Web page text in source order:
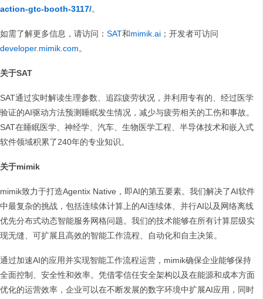
action-gtc-booth-3117/。
如需了解更多信息，请访问： SAT和mimik.ai ；开发者可访问
developer.mimik.com。
关于SAT
SAT通过实时解读生理参数、追踪疲劳状况，并利用专有的、经过医学
验证的AI驱动方法预测睡眠发生情况，减少与疲劳相关的工伤和事故。
SAT在睡眠医学、神经学、汽车、生物医学工程、半导体技术和嵌入式
软件领域积累了240年的专业知识。
关于mimik
mimik致力于打造Agentix Native，即AI的第五要素。我们解决了AI软件
中最复杂的挑战，包括连续体计算上的AI连续体、并行AI以及网络离线
优先分布式动态智能服务网格问题。我们的技术能够在所有计算层级实
现无缝、可扩展且高效的智能工作流程、自动化和自主决策。
通过加速AI的应用并实现智能工作流程运营，mimik确保企业能够保持
全面控制、安全性和效率。凭借零信任安全架构以及在能源和成本方面
优化的运营效率，企业可以在不断发展的数字环境中扩展AI应用，同时